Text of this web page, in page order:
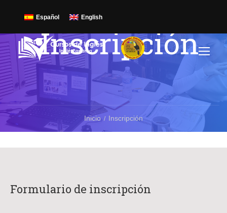
Español English
Inscripción
Inicio Inscripción
Formulario de inscripción